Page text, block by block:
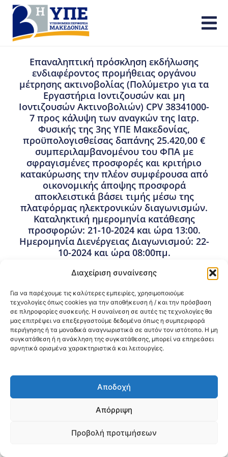
Διαχείριση συναίνεσης
Για να παρέχουμε τις καλύτερες εμπειρίες, χρησιμοποιούμε
τεχνολογίες όπως cookies για την αποθήκευση ή / και την πρόσβαση
σε πληροφορίες συσκευής. Η συναίνεση σε αυτές τις τεχνολογίες θα
μας επιτρέψει να επεξεργαστούμε δεδομένα όπως η συμπεριφορά
περιήγησης ή τα μοναδικά αναγνωριστικά σε αυτόν τον ιστότοπο. Η μη
συγκατάθεση ή η ανάκληση της συγκατάθεσης, μπορεί να επηρεάσει
αρνητικά ορισμένα χαρακτηριστικά και λειτουργίες.
Αποδοχή
Απόρριψη
Προβολή προτιμήσεων
Επαναληπτική πρόσκληση εκδήλωσης
ενδιαφέροντος προμήθειας οργάνου
μέτρησης ακτινοβολίας (Πολύμετρο για τα
Εργαστήρια Ιοντιζουσών και μη
Ιοντιζουσών Ακτινοβολιών) CPV 38341000-
7 προς κάλυψη των αναγκών της Ιατρ.
Φυσικής της 3ης ΥΠΕ Μακεδονίας,
προϋπολογισθείσας δαπάνης 25.420,00 €
συμπεριλαμβανομένου του ΦΠΑ με
σφραγισμένες προσφορές και κριτήριο
κατακύρωσης την πλέον συμφέρουσα από
οικονομικής άποψης προσφορά
αποκλειστικά βάσει τιμής μέσω της
πλατφόρμας ηλεκτρονικών διαγωνισμών.
Καταληκτική ημερομηνία κατάθεσης
προσφορών: 21-10-2024 και ώρα 13:00.
Ημερομηνία Διενέργειας Διαγωνισμού: 22-
10-2024 και ώρα 08:00πμ.
10 Οκτωβρίου, 2024
Κοινοποίηση:
@2026 3ype.gr All rights reserved
Πολιτική Προστασίας Δεδομένων
Page Visits:
Website Visits: